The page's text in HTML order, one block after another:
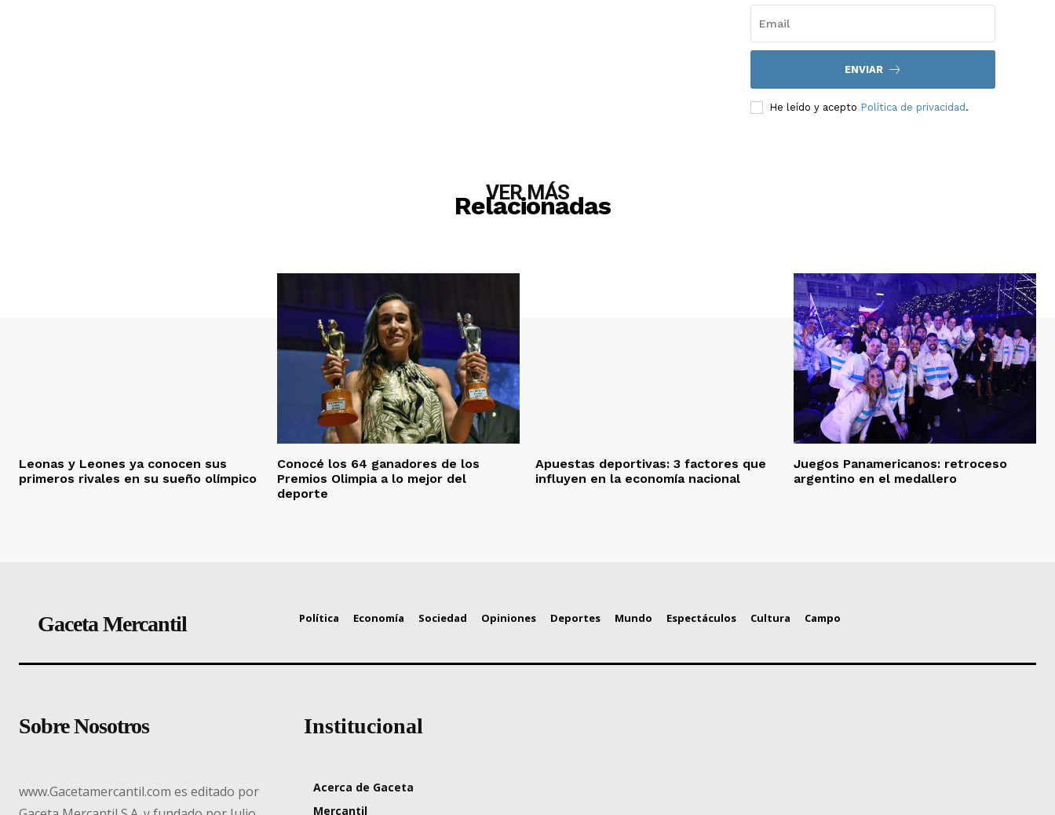
ENVIAR
He leído y acepto Política de privacidad .
Relacionadas
VER MÁS
Leonas y Leones ya conocen sus
primeros rivales en su sueño olímpico
Conocé los 64 ganadores de los
Premios Olimpia a lo mejor del
deporte
Apuestas deportivas: 3 factores que
influyen en la economía nacional
Juegos Panamericanos: retroceso
argentino en el medallero
Gaceta Mercantil Política Economía Sociedad Opiniones Deportes Mundo Espectáculos Cultura Campo
Sobre Nosotros
www.Gacetamercantil.com es editado por
Institucional
Acerca de Gaceta
Mercantil